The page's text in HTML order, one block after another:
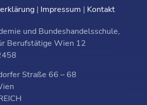
| Impressum | Kontakt
und Bundeshandelsschule,
Berufstätige Wien 12
Straße 66 – 68